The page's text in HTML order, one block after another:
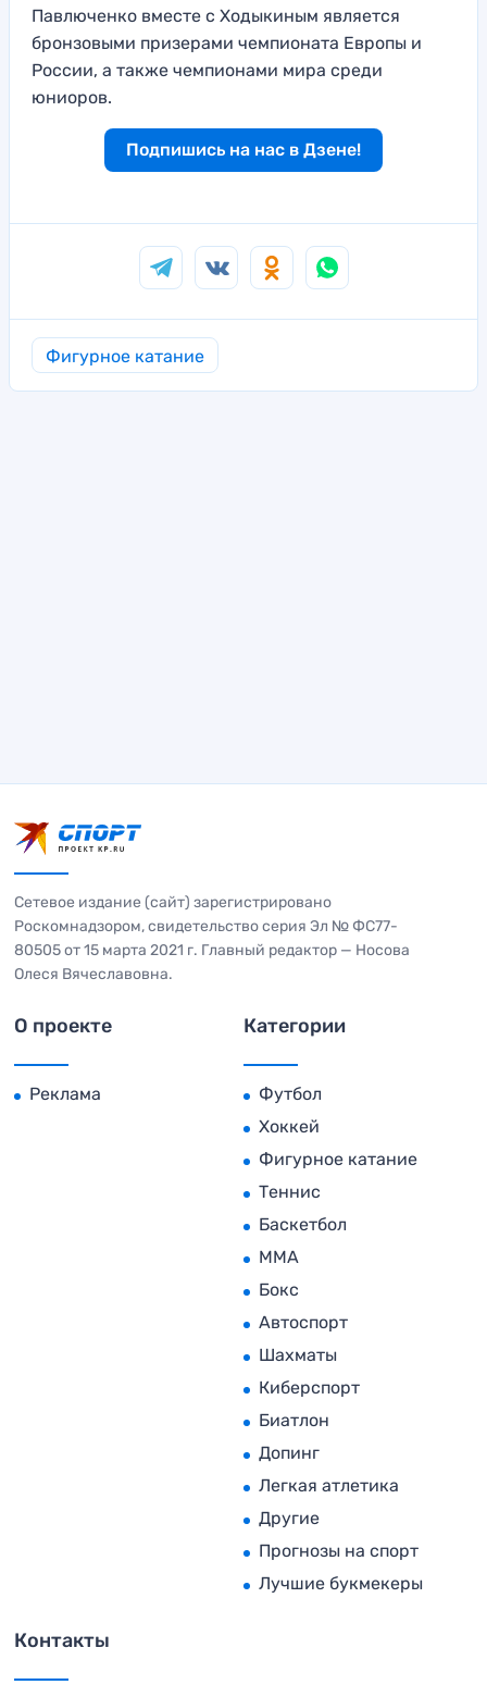
Павлюченко вместе с Ходыкиным является
бронзовыми призерами чемпионата Европы и
России, а также чемпионами мира среди
юниоров.
Подпишись на нас в Дзене!
Фигурное катание
Сетевое издание (сайт) зарегистрировано
Роскомнадзором, свидетельство серия Эл № ФС77-
80505 от 15 марта 2021 г. Главный редактор — Носова
Олеся Вячеславовна.
О проекте
Реклама
Категории
Футбол
Хоккей
Фигурное катание
Теннис
Баскетбол
MMA
Бокс
Автоспорт
Шахматы
Киберспорт
Биатлон
Допинг
Легкая атлетика
Другие
Прогнозы на спорт
Лучшие букмекеры
Контакты